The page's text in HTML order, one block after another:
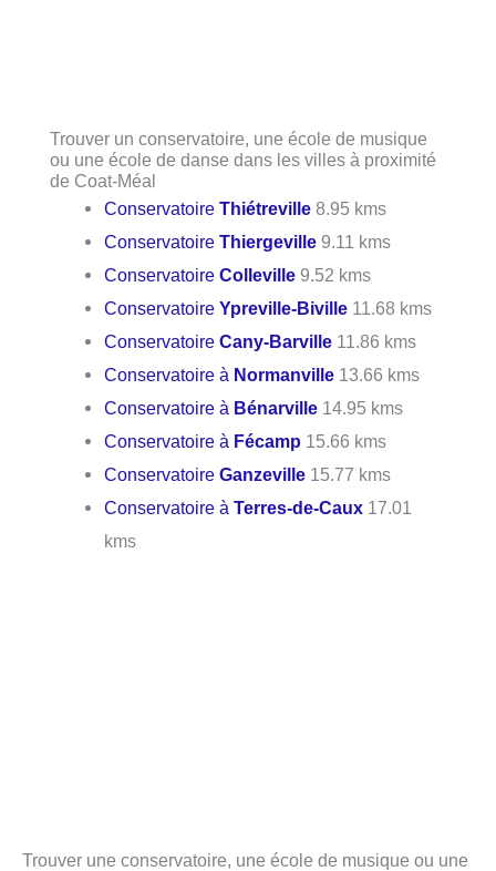
Trouver un conservatoire, une école de musique
ou une école de danse dans les villes à proximité
de Coat-Méal
ConservatoireThiétreville 8.95 kms
ConservatoireThiergeville 9.11 kms
ConservatoireColleville 9.52 kms
ConservatoireYpreville-Biville 11.68 kms
ConservatoireCany-Barville 11.86 kms
Conservatoire à Normanville 13.66 kms
Conservatoire à Bénarville 14.95 kms
Conservatoire à Fécamp 15.66 kms
ConservatoireGanzeville 15.77 kms
Conservatoire àTerres-de-Caux 17.01
kms
Trouver une conservatoire, une école de musique ou une